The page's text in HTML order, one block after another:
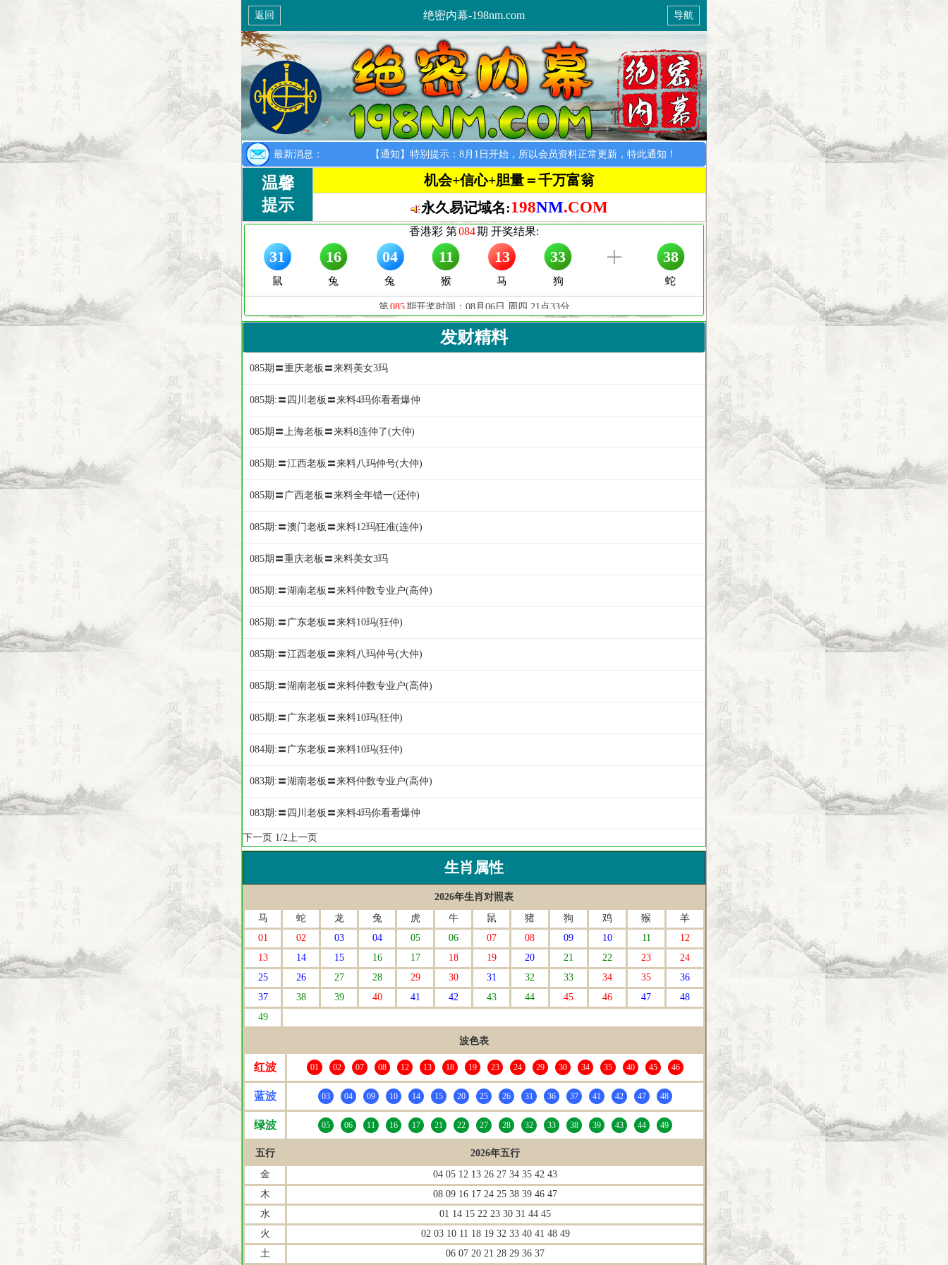
返回 绝密内幕-198nm.com 导航
最新消息：【通知】特别提示：8月1日开始，所以会员资料正常更新，特此通知！
温馨
提示
机会+信心+胆量＝千万富翁
永久易记域名:198NM.COM
发财精料
085期〓重庆老板〓来料美女3玛
085期:〓四川老板〓来料4玛你看看爆仲
085期〓上海老板〓来料8连仲了(大仲)
085期:〓江西老板〓来料八玛仲号(大仲)
085期〓广西老板〓来料全年错一(还仲)
085期:〓澳门老板〓来料12玛狂准(连仲)
085期〓重庆老板〓来料美女3玛
085期:〓湖南老板〓来料仲数专业户(高仲)
085期:〓广东老板〓来料10玛(狂仲)
085期:〓江西老板〓来料八玛仲号(大仲)
085期:〓湖南老板〓来料仲数专业户(高仲)
085期:〓广东老板〓来料10玛(狂仲)
084期:〓广东老板〓来料10玛(狂仲)
083期:〓湖南老板〓来料仲数专业户(高仲)
083期:〓四川老板〓来料4玛你看看爆仲
下一页 1/2上一页
生肖属性
2026年生肖对照表
马
蛇 龙 兔 虎 牛 鼠 猪 狗 鸡 猴
羊
01
02 03 04 05 06 07 08 09 10 11
12
13
14 15 16 17 18 19 20 21 22 23
24
25
26 27 28 29 30 31 32 33 34 35
36
37
38 39 40 41 42 43 44 45 46 47
48
49
波色表
红波 01 02 07 08 12 13 18 19 23 24 29 30 34 35 40 45 46
蓝波 03 04 09 10 14 15 20 25 26 31 36 37 41 42 47 48
绿波 05 06 11 16 17 21 22 27 28 32 33 38 39 43 44 49
五行
2026年五行
金
04 05 12 13 26 27 34 35 42 43
木
08 09 16 17 24 25 38 39 46 47
水
01 14 15 22 23 30 31 44 45
火
02 03 10 11 18 19 32 33 40 41 48 49
土
06 07 20 21 28 29 36 37